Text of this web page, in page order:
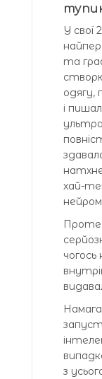
У свої
та
одягу,
і
хай-
Проте
чогось
з